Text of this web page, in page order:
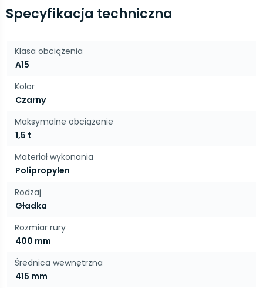
Specyfikacja techniczna
Klasa obciążenia
A15
Kolor
Czarny
Maksymalne obciążenie
1,5 t
Materiał wykonania
Polipropylen
Rodzaj
Gładka
Rozmiar rury
400 mm
Średnica wewnętrzna
415 mm